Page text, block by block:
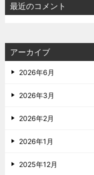
最近のコメント
アーカイブ
2026年6月
2026年3月
2026年2月
2026年1月
2025年12月